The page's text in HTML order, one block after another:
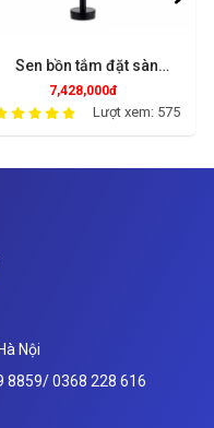
Sen bồn tắm đặt sàn
SDS7301
7,428,000đ
Lượt xem: 575
Nội
8859/ 0368 228 616